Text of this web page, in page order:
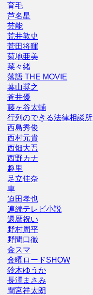
育毛
芦名星
芸能
荒井敦史
菅田将暉
菊地亜美
菜々緒
落語 THE MOVIE
葉山奨之
蒼井優
藤ヶ谷太輔
行列のできる法律相談所
西島秀俊
西村元貴
西畑大吾
西野カナ
趣里
足立佳奈
車
迫田孝也
連続テレビ小説
還暦祝い
野村周平
野間口徹
金スマ
金曜ロードSHOW
鈴木ゆうか
長澤まさみ
間宮祥太朗